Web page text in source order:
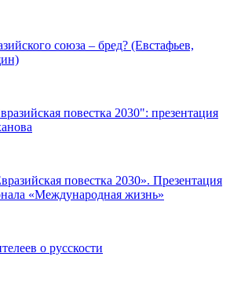
союза – бред? (Евстафьев,
повестка 2030": презентация
повестка 2030». Презентация
«Международная жизнь»
о русскости